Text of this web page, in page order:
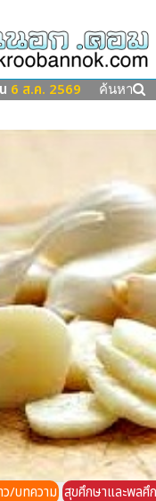
6 ส.ค. 2569 ค้นหา
ว/บทความ สุขศึกษาและพลศึ